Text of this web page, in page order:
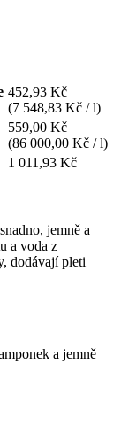
452,93 Kč
(7 548,83 Kč / l)
559,00 Kč
(86 000,00 Kč / l)
1 011,93 Kč
jemně a
a voda z
dodávají pleti
a jemně